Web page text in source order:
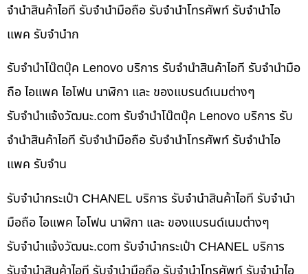
จำนำสินค้าไอที รับจำนำมือถือ รับจำนำโทรศัพท์ รับจำนำไอ
แพค รับจำนำก
รับจำนำโน๊ตบุ๊ค Lenovo บริการ รับจำนำสินค้าไอที รับจำนำมือ
ถือ ไอแพค ไอโฟน นาฬิกา และ ของแบรนด์เนมต่างๆ
รับจํานําแจ้งวัฒนะ.com รับจำนำโน๊ตบุ๊ค Lenovo บริการ รับ
จำนำสินค้าไอที รับจำนำมือถือ รับจำนำโทรศัพท์ รับจำนำไอ
แพค รับจำน
รับจำนำกระเป๋า CHANEL บริการ รับจำนำสินค้าไอที รับจำนำ
มือถือ ไอแพค ไอโฟน นาฬิกา และ ของแบรนด์เนมต่างๆ
รับจํานําแจ้งวัฒนะ.com รับจำนำกระเป๋า CHANEL บริการ